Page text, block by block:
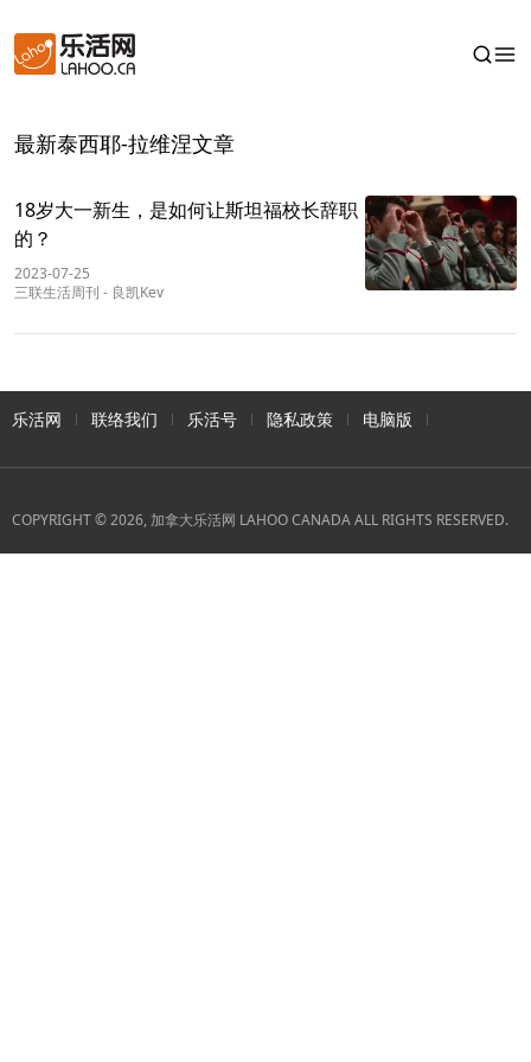
最新泰西耶-拉维涅文章
18岁大一新生，是如何让斯坦福校长辞职
的？
2023-07-25
三联生活周刊 - 良凯Kev
乐活网 联络我们 乐活号 隐私政策 电脑版
COPYRIGHT © 2026, 加拿大乐活网 LAHOO CANADA ALL RIGHTS RESERVED.